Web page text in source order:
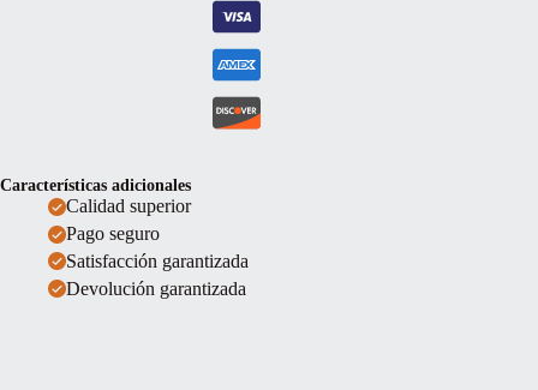
Características adicionales
Calidad superior
Pago seguro
Satisfacción garantizada
Devolución garantizada